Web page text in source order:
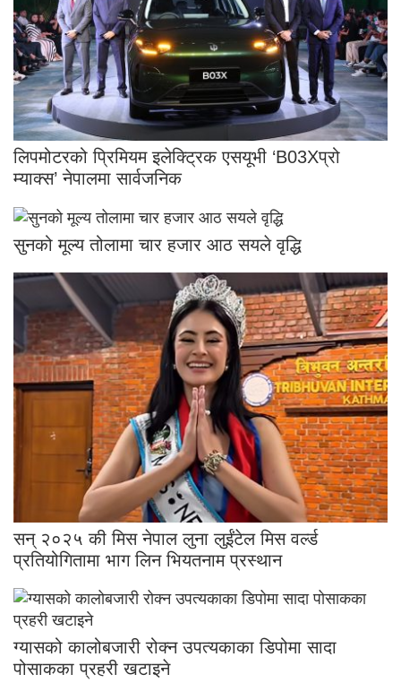
लिपमोटरको प्रिमियम इलेक्ट्रिक एसयूभी ‘B03Xप्रो
म्याक्स’ नेपालमा सार्वजनिक
सुनको मूल्य तोलामा चार हजार आठ सयले वृद्धि
सन् २०२५ की मिस नेपाल लुना लुईंटेल मिस वर्ल्ड
प्रतियोगितामा भाग लिन भियतनाम प्रस्थान
ग्यासको कालोबजारी रोक्न उपत्यकाका डिपोमा सादा
पोसाकका प्रहरी खटाइने